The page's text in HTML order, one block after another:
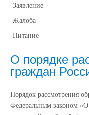
Заявление
Жалоба
Питание
О порядке
граждан
Порядок рассмотрения
Федеральным законом